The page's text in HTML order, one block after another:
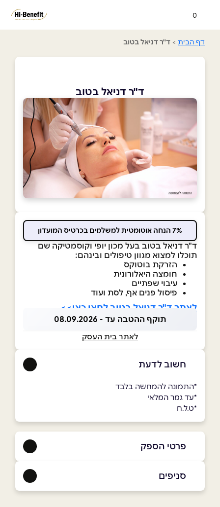
0
דף הבית > ד"ר דניאל בטוב
ד"ר דניאל בטוב
7% הנחה אוטומטית למשלמים בכרטיס המועדון
ד"ר דניאל בטוב בעל מכון יופי וקוסמטיקה שם
תוכלו למצוא מגוון טיפולים ובינהם:
הזרקת בוטוקס
חומצה היאלורונית
עיבוי שפתיים
פיסול פנים אף, לסת ועוד
לאתר ד"ר דניאל בטוב לחצו כאן>>
תוקף ההטבה עד - 08.09.2026
לאתר בית העסק
חשוב לדעת
*התמונה להמחשה בלבד
*עד גמר המלאי
*ט.ל.ח
פרטי הספק
באתר
סניפים